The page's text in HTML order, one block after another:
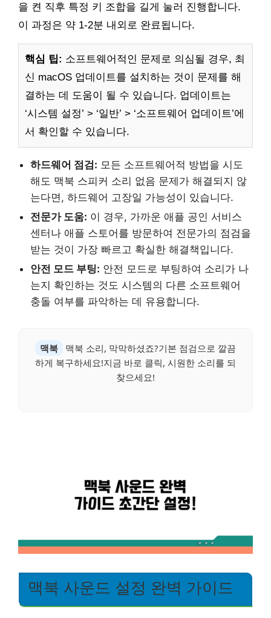
을 켠 직후 특정 키 조합을 길게 눌러 진행합니다.
이 과정은 약 1-2분 내외로 완료됩니다.
핵심 팁: 소프트웨어적인 문제로 의심될 경우, 최
신 macOS 업데이트를 설치하는 것이 문제를 해
결하는 데 도움이 될 수 있습니다. 업데이트는
‘시스템 설정’ > ‘일반’ > ‘소프트웨어 업데이트’에
서 확인할 수 있습니다.
하드웨어 점검: 모든 소프트웨어적 방법을 시도
해도 맥북 스피커 소리 없음 문제가 해결되지 않
는다면, 하드웨어 고장일 가능성이 있습니다.
전문가 도움: 이 경우, 가까운 애플 공인 서비스
센터나 애플 스토어를 방문하여 전문가의 점검을
받는 것이 가장 빠르고 확실한 해결책입니다.
안전 모드 부팅: 안전 모드로 부팅하여 소리가 나
는지 확인하는 것도 시스템의 다른 소프트웨어
충돌 여부를 파악하는 데 유용합니다.
맥북
맥북 소리, 막막하셨죠?기본 점검으로 깔끔
하게 복구하세요!지금 바로 클릭, 시원한 소리를 되
찾으세요!
맥북 사운드 설정 완벽 가이드